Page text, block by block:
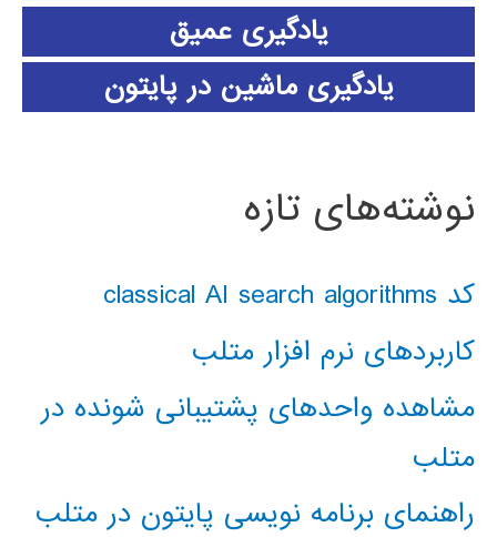
یادگیری عمیق
یادگیری ماشین در پایتون
نوشته‌های تازه
کد classical AI search algorithms
کاربردهای نرم افزار متلب
مشاهده واحدهای پشتیبانی شونده در
متلب
راهنمای برنامه نویسی پایتون در متلب